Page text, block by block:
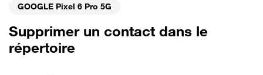
GOOGLE Pixel 6 Pro 5G
Supprimer un contact dans le
répertoire